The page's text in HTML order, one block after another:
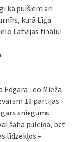
kā puišiem arī
kurā Līga
Latvijas finālu!
Leo Mieža
10 partijās
sniegums
šaha pulciņā, bet
līdzekļos –